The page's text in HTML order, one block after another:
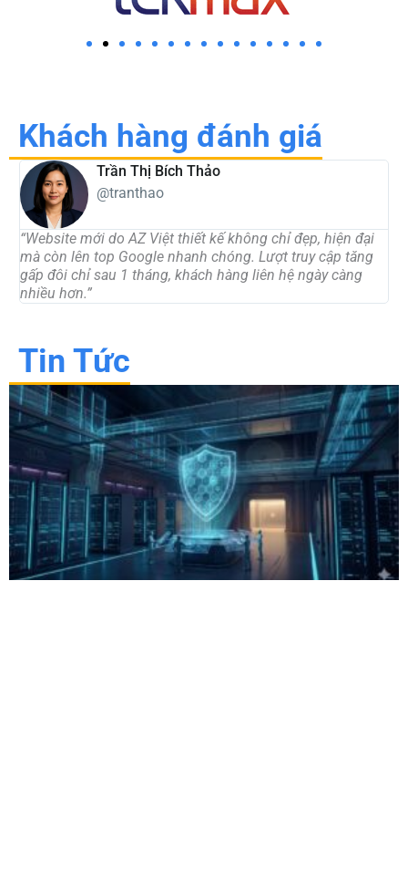
Khách hàng đánh giá
Trần Thị Bích Thảo
@tranthao
“Website mới do AZ Việt thiết kế không chỉ đẹp, hiện đại
mà còn lên top Google nhanh chóng. Lượt truy cập tăng
gấp đôi chỉ sau 1 tháng, khách hàng liên hệ ngày càng
nhiều hơn.”
Tin Tức